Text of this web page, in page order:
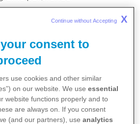
som du kan møde i
på ord, du kan
om hæmatology og
bogen herog have den på
computer.
consent to
use cookies and other similar
on our website. We useessential
website functions properly and to
are always on. If you consent
(and our partners), useanalytics
Continue without Accepting X